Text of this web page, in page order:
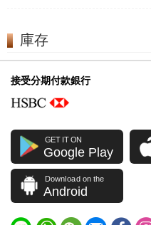
庫存
接受分期付款銀行
GET IT ON
Google Play
Download on the
Android